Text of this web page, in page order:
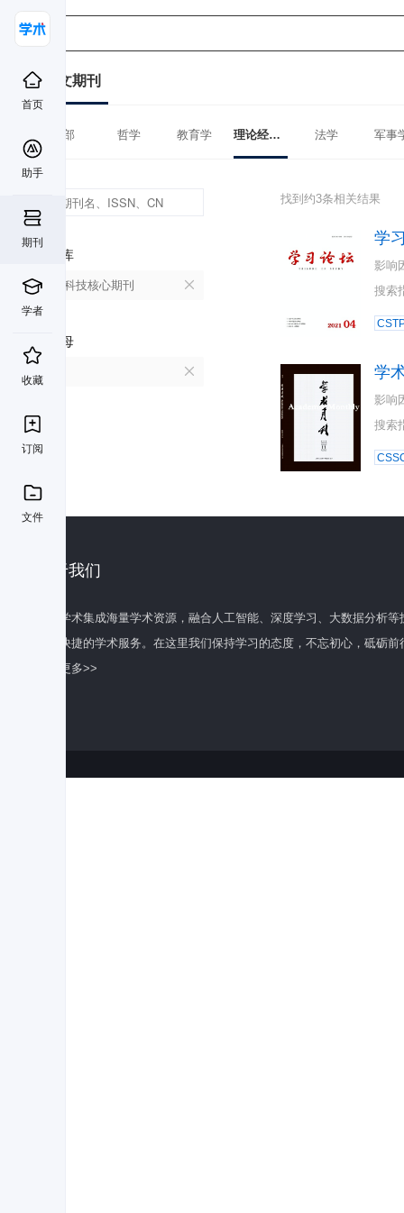
首页
助手
期刊
学者
收藏
订阅
文件
中文期刊
全部 哲学 教育学 理论经济学 法学 军事
数据库
中国科技核心期刊
首字母
找到约3条相关结果
学
影响
搜索
学
影响
搜索
关于我们
百度学术集成海量学术资源，融合人工智能、深度学习、大数据分析
全面快捷的学术服务。在这里我们保持学习的态度，不忘初心，砥砺前
了解更多>>